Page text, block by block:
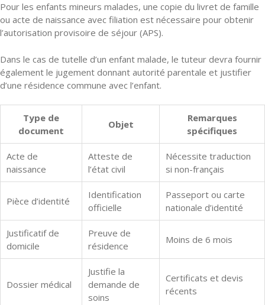
Pour les enfants mineurs malades, une copie du livret de famille
ou acte de naissance avec filiation est nécessaire pour obtenir
l’autorisation provisoire de séjour (APS).
Dans le cas de tutelle d’un enfant malade, le tuteur devra fournir
également le jugement donnant autorité parentale et justifier
d’une résidence commune avec l’enfant.
Type de
document
Objet
Remarques
spécifiques
Acte de
naissance
Atteste de
l’état civil
Nécessite traduction
si non-français
Pièce d’identité
Identification
officielle
Passeport ou carte
nationale d’identité
Justificatif de
domicile
Preuve de
résidence
Moins de 6 mois
Dossier médical
Justifie la
demande de
soins
Certificats et devis
récents